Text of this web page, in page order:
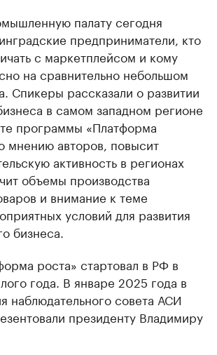
палату сегодня
предприниматели, кто
с маркетплейсом и кому
на сравнительно небольшом
Спикеры рассказали о развитии
в самом западном регионе
программы «Платформа
мнению авторов, повысит
активность в регионах
объемы производства
и внимание к теме
условий для развития
бизнеса.
роста» стартовал в РФ в
года. В январе 2025 года в
наблюдательного совета АСИ
президенту Владимиру